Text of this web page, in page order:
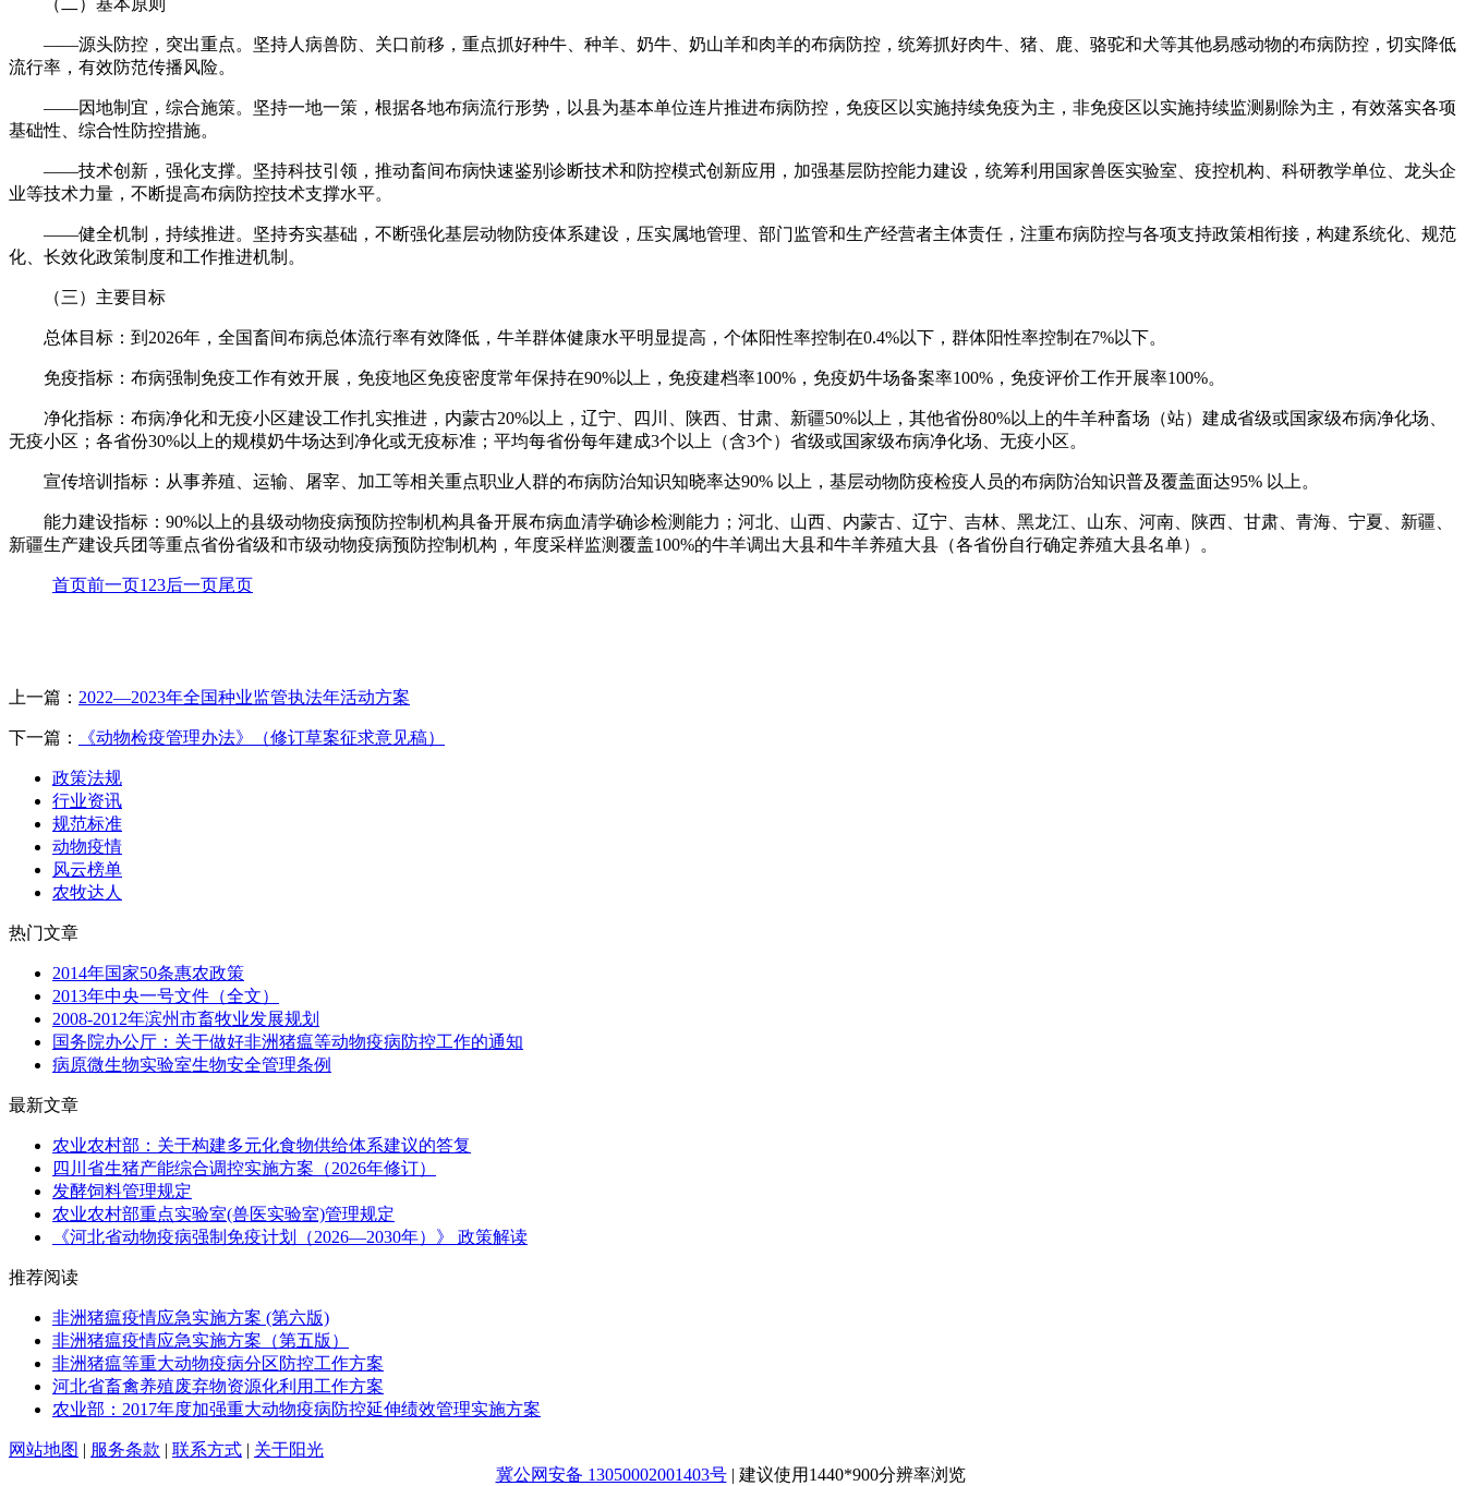
——源头防控，突出重点。坚持人病兽防、关口前移，重点抓好种牛、种羊、奶牛、奶山羊和肉羊的布病防控，统筹抓好肉牛、猪、鹿、骆驼和犬等其他易感动物的布病防控，切实降低
流行率，有效防范传播风险。
——因地制宜，综合施策。坚持一地一策，根据各地布病流行形势，以县为基本单位连片推进布病防控，免疫区以实施持续免疫为主，非免疫区以实施持续监测剔除为主，有效落实各项
基础性、综合性防控措施。
——技术创新，强化支撑。坚持科技引领，推动畜间布病快速鉴别诊断技术和防控模式创新应用，加强基层防控能力建设，统筹利用国家兽医实验室、疫控机构、科研教学单位、龙头企
业等技术力量，不断提高布病防控技术支撑水平。
——健全机制，持续推进。坚持夯实基础，不断强化基层动物防疫体系建设，压实属地管理、部门监管和生产经营者主体责任，注重布病防控与各项支持政策相衔接，构建系统化、规范
化、长效化政策制度和工作推进机制。
（三）主要目标
总体目标：到2026年，全国畜间布病总体流行率有效降低，牛羊群体健康水平明显提高，个体阳性率控制在0.4%以下，群体阳性率控制在7%以下。
免疫指标：布病强制免疫工作有效开展，免疫地区免疫密度常年保持在90%以上，免疫建档率100%，免疫奶牛场备案率100%，免疫评价工作开展率100%。
净化指标：布病净化和无疫小区建设工作扎实推进，内蒙古20%以上，辽宁、四川、陕西、甘肃、新疆50%以上，其他省份80%以上的牛羊种畜场（站）建成省级或国家级布病净化场、
无疫小区；各省份30%以上的规模奶牛场达到净化或无疫标准；平均每省份每年建成3个以上（含3个）省级或国家级布病净化场、无疫小区。
宣传培训指标：从事养殖、运输、屠宰、加工等相关重点职业人群的布病防治知识知晓率达90% 以上，基层动物防疫检疫人员的布病防治知识普及覆盖面达95% 以上。
能力建设指标：90%以上的县级动物疫病预防控制机构具备开展布病血清学确诊检测能力；河北、山西、内蒙古、辽宁、吉林、黑龙江、山东、河南、陕西、甘肃、青海、宁夏、新疆、
新疆生产建设兵团等重点省份省级和市级动物疫病预防控制机构，年度采样监测覆盖100%的牛羊调出大县和牛羊养殖大县（各省份自行确定养殖大县名单）。
首页前一页1 23后一页尾页
上一篇： 2022—2023年全国种业监管执法年活动方案
下一篇： 《动物检疫管理办法》（修订草案征求意见稿）
政策法规
行业资讯
规范标准
动物疫情
风云榜单
农牧达人
热门文章
2014年国家50条惠农政策
2013年中央一号文件（全文）
2008-2012年滨州市畜牧业发展规划
国务院办公厅：关于做好非洲猪瘟等动物疫病防控工作的通知
病原微生物实验室生物安全管理条例
最新文章
农业农村部：关于构建多元化食物供给体系建议的答复
四川省生猪产能综合调控实施方案（2026年修订）
发酵饲料管理规定
农业农村部重点实验室(兽医实验室)管理规定
《河北省动物疫病强制免疫计划（2026—2030年）》 政策解读
推荐阅读
非洲猪瘟疫情应急实施方案 (第六版)
非洲猪瘟疫情应急实施方案（第五版）
非洲猪瘟等重大动物疫病分区防控工作方案
河北省畜禽养殖废弃物资源化利用工作方案
农业部：2017年度加强重大动物疫病防控延伸绩效管理实施方案
网站地图 | 服务条款 | 联系方式 | 关于阳光
冀公网安备 13050002001403号 | 建议使用1440*900分辨率浏览